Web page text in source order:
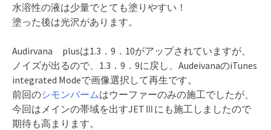
水溶性の液は少量でとても塗りやすい！
塗った後は光沢があります。
Audirvana plusは1.3．9．10がアップされていますが、
ノイズが出るので、1.3．9．9に戻し、AudeivanaのiTunes
integrated Modeで画像選択して再生です。
前回のシモンバームはウーファーのみの施工でしたが、
今回はメインの帯域を出すJETⅢにも施工しましたので
期待も高まります。